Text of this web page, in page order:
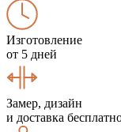
Изготовление
от 5 дней
Замер, дизайн
и доставка